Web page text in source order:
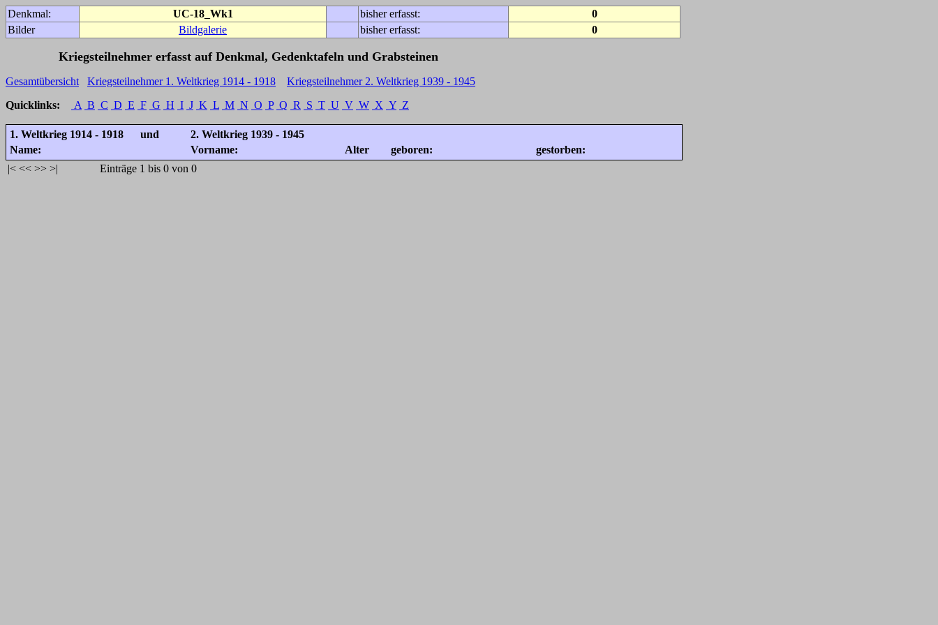
Denkmal: UC-18_Wk1 bisher erfasst:
0
Bilder
Bildgalerie bisher erfasst: 0
Kriegsteilnehmer erfasst auf Denkmal, Gedenktafeln und Grabsteinen
Gesamtübersicht Kriegsteilnehmer 1. Weltkrieg 1914 - 1918
Kriegsteilnehmer 2. Weltkrieg 1939 - 1945
Quicklinks:
A B C D E F G H I J K L M N O P Q R S T U V W X Y Z
1. Weltkrieg 1914 - 1918 und
2. Weltkrieg 1939 - 1945
Name:
Vorname: Alter geboren:
gestorben:
|< << >> >| Einträge 1 bis 0 von 0